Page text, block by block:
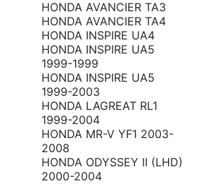
HONDA AVANCIER TA3
HONDA AVANCIER TA4
HONDA INSPIRE UA4
HONDA INSPIRE UA5
1999-1999
HONDA INSPIRE UA5
1999-2003
HONDA LAGREAT RL1
1999-2004
HONDA MR-V YF1 2003-
2008
HONDA ODYSSEY II (LHD)
2000-2004